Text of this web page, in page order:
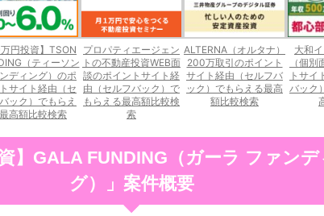
万円投資】TSON
（ティーソン
ディング）のポ
サイト経由（セ
ック）でもらえ
高額比較検索
プロパティエージェン
トの不動産投資WEB面
談のポイントサイト経
由（セルフバック）で
もらえる最高額比較検
索
ALTERNA（オルタナ）
200万取引のポイント
サイト経由（セルフバ
ック）でもらえる最高
額比較検索
大和
（個
トサイ
バック
資】GALA FUNDING（ガーラ ファンデ
グ）」案件概要